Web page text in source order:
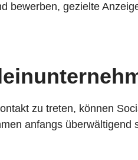
bewerben, gezielte
zu treten, können
anfangs